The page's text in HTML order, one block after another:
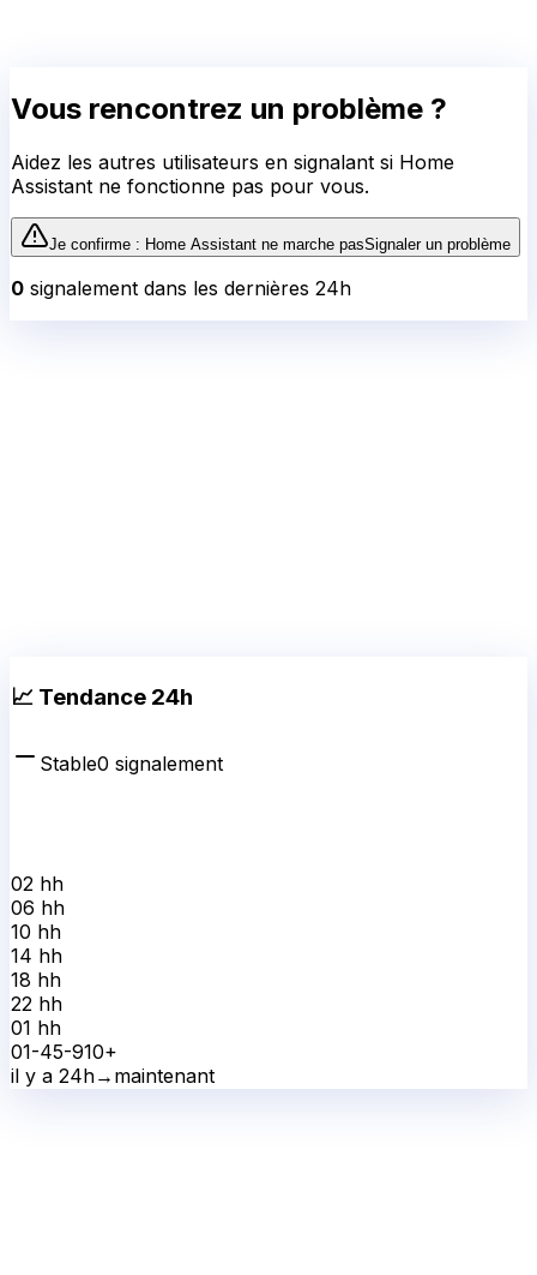
Vous rencontrez un problème ?
Aidez les autres utilisateurs en signalant si Home
Assistant ne fonctionne pas pour vous.
Je confirme : Home Assistant ne marche pasSignaler un problème
0 signalement dans les dernières 24h
📈 Tendance 24h
Stable0 signalement
02 hh
06 hh
10 hh
14 hh
18 hh
22 hh
01 hh
01-45-910+
il y a 24h→ maintenant